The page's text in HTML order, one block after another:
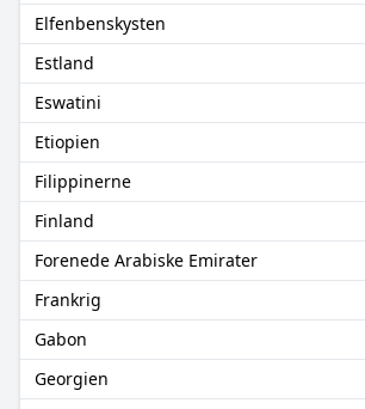
Elfenbenskysten
Estland
Eswatini
Etiopien
Filippinerne
Finland
Forenede Arabiske Emirater
Frankrig
Gabon
Georgien